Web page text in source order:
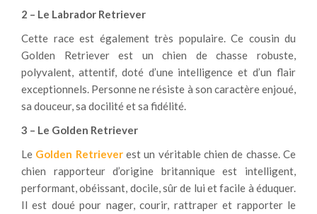
2 – Le Labrador Retriever
Cette race est également très populaire. Ce cousin du
Golden Retrieverest un chien de chasse robuste,
polyvalent, attentif, doté d’une intelligence et d’un flair
exceptionnels. Personne ne résiste à son caractère enjoué,
sa douceur, sa docilité et sa fidélité.
3 – Le Golden Retriever
Le Golden Retriever est un véritable chien de chasse. Ce
chien rapporteur d’origine britannique est intelligent,
performant, obéissant, docile, sûr de lui et facile à éduquer.
Il est doué pour nager, courir, rattraper et rapporter le